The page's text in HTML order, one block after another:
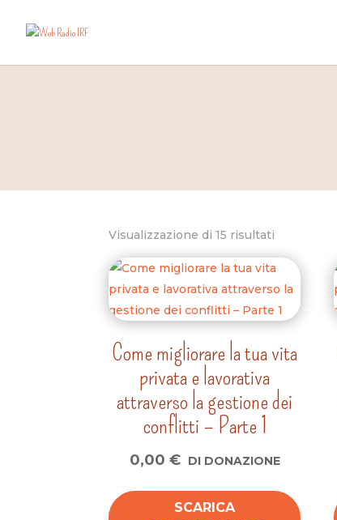
Visualizzazione di 15 risultati
Come migliorare la tua vita
privata e lavorativa
attraverso la gestione dei
conflitti – Parte 1
0,00 € DI DONAZIONE
SCARICA